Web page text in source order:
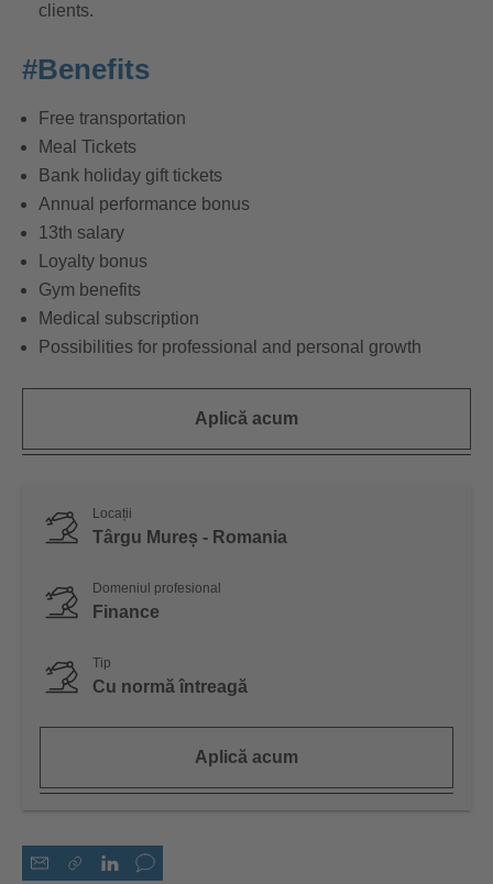
clients.
#Benefits
Free transportation
Meal Tickets
Bank holiday gift tickets
Annual performance bonus
13th salary
Loyalty bonus
Gym benefits
Medical subscription
Possibilities for professional and personal growth
Aplică acum
Locații
Târgu Mureș - Romania
Domeniul profesional
Finance
Tip
Cu normă întreagă
Aplică acum